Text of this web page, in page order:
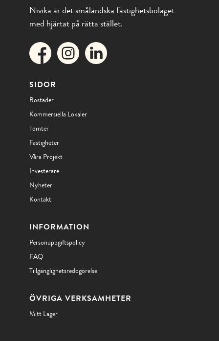
Nivika är det småländska fastighetsbolaget
med hjärtat på rätta stället.
SIDOR
Bostäder
Kommersiella Lokaler
Tomter
Fastigheter
Våra Projekt
Investerare
Nyheter
Kontakt
INFORMATION
Personuppgiftspolicy
FAQ
Tillgänglighetsredogörelse
ÖVRIGA VERKSAMHETER
Mitt Lager